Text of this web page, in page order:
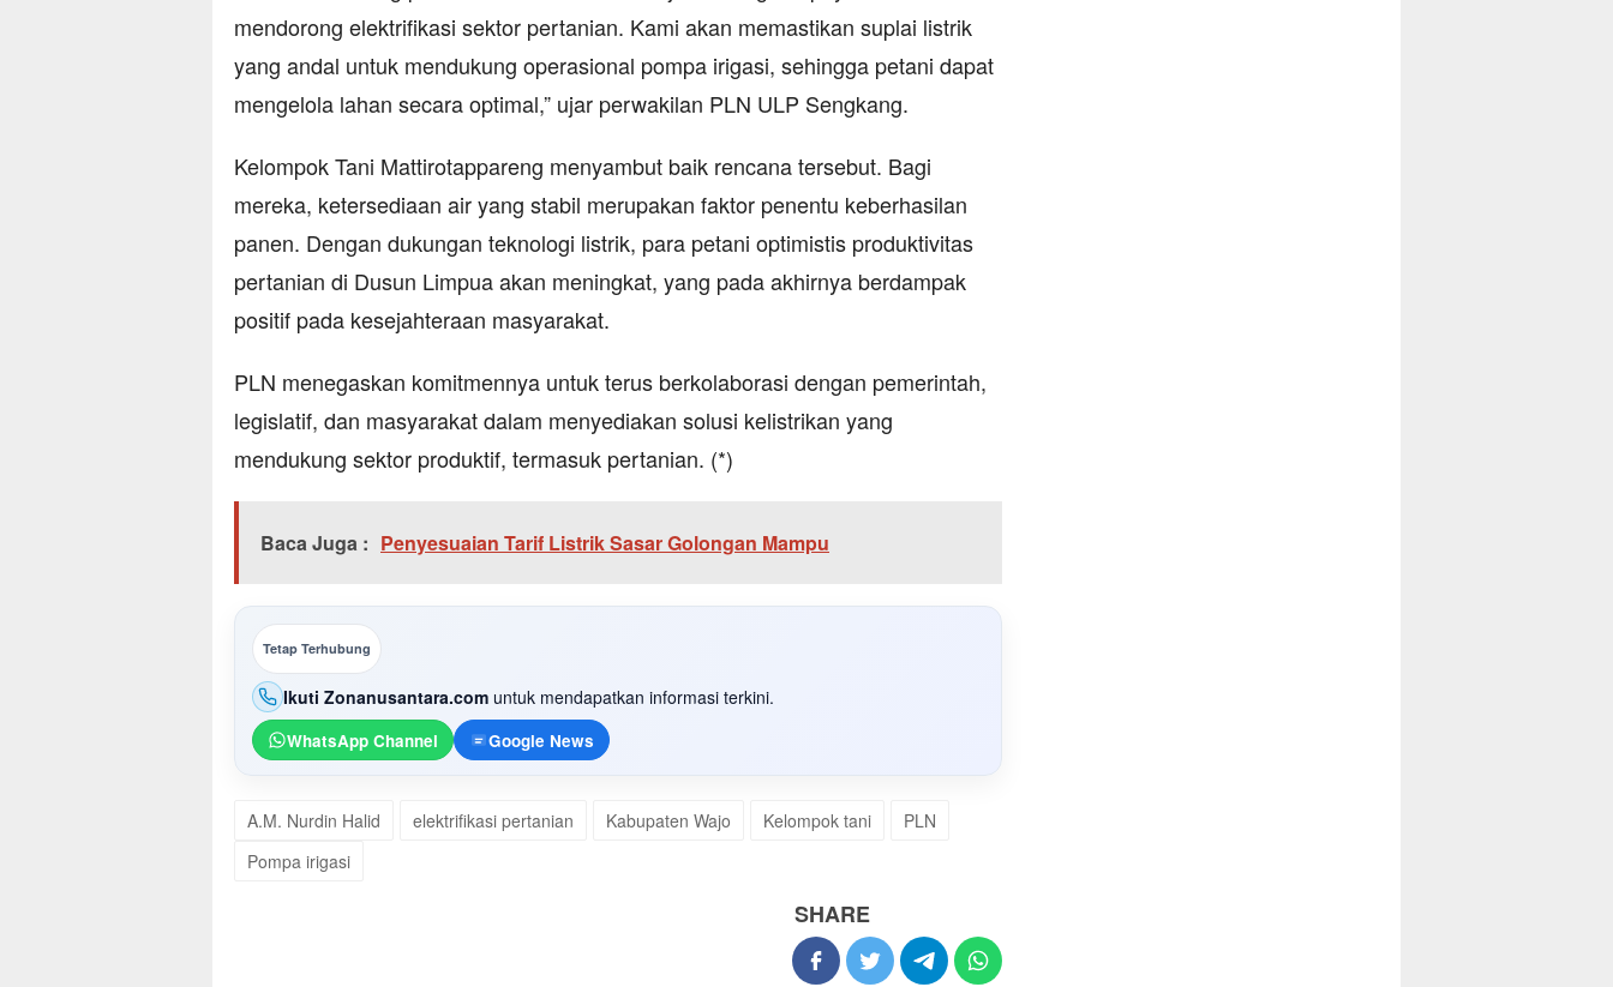
mendorong elektrifikasi sektor pertanian. Kami akan memastikan suplai listrik
yang andal untuk mendukung operasional pompa irigasi, sehingga petani dapat
mengelola lahan secara optimal,” ujar perwakilan PLN ULP Sengkang.
Kelompok Tani Mattirotappareng menyambut baik rencana tersebut. Bagi
mereka, ketersediaan air yang stabil merupakan faktor penentu keberhasilan
panen. Dengan dukungan teknologi listrik, para petani optimistis produktivitas
pertanian di Dusun Limpua akan meningkat, yang pada akhirnya berdampak
positif pada kesejahteraan masyarakat.
PLN menegaskan komitmennya untuk terus berkolaborasi dengan pemerintah,
legislatif, dan masyarakat dalam menyediakan solusi kelistrikan yang
mendukung sektor produktif, termasuk pertanian. (*)
Baca Juga : Penyesuaian Tarif Listrik Sasar Golongan Mampu
Tetap Terhubung
Ikuti Zonanusantara.com untuk mendapatkan informasi terkini.
WhatsApp Channel Google News
A.M. Nurdin Halid elektrifikasi pertanian Kabupaten Wajo Kelompok tani
PLN
Pompa irigasi
SHARE